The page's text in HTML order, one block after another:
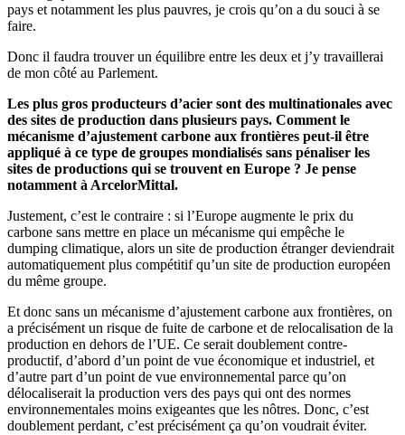
pays et notamment les plus pauvres, je crois qu’on a du souci à se
faire.
Donc il faudra trouver un équilibre entre les deux et j’y travaillerai
de mon côté au Parlement.
Les plus gros producteurs d’acier sont des multinationales avec
des sites de production dans plusieurs pays. Comment le
mécanisme d’ajustement carbone aux frontières peut-il être
appliqué à ce type de groupes mondialisés sans pénaliser les
sites de productions qui se trouvent en Europe ? Je pense
notamment à ArcelorMittal.
Justement, c’est le contraire : si l’Europe augmente le prix du
carbone sans mettre en place un mécanisme qui empêche le
dumping climatique, alors un site de production étranger deviendrait
automatiquement plus compétitif qu’un site de production européen
du même groupe.
Et donc sans un mécanisme d’ajustement carbone aux frontières, on
a précisément un risque de fuite de carbone et de relocalisation de la
production en dehors de l’UE. Ce serait doublement contre-
productif, d’abord d’un point de vue économique et industriel, et
d’autre part d’un point de vue environnemental parce qu’on
délocaliserait la production vers des pays qui ont des normes
environnementales moins exigeantes que les nôtres. Donc, c’est
doublement perdant, c’est précisément ça qu’on voudrait éviter.